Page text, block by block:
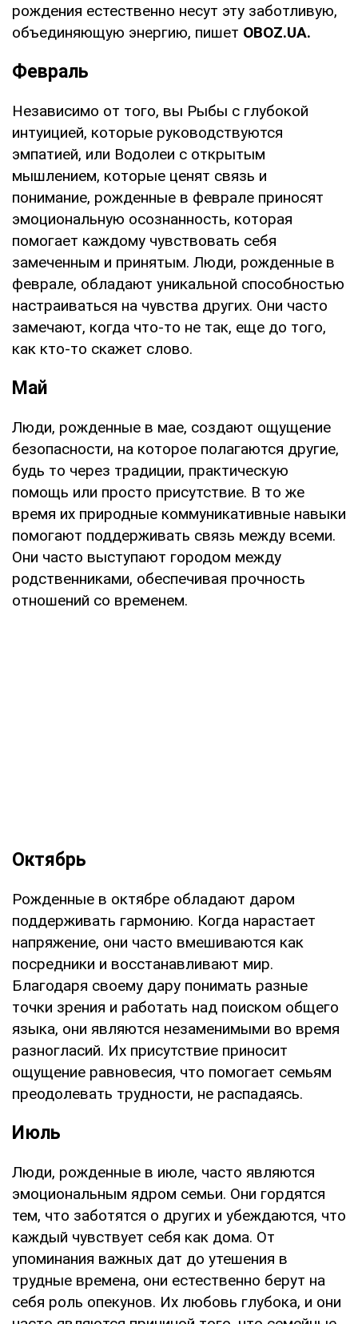
рождения естественно несут эту заботливую,
объединяющую энергию, пишет OBOZ.UA.
Февраль
Независимо от того, вы Рыбы с глубокой
интуицией, которые руководствуются
эмпатией, или Водолеи с открытым
мышлением, которые ценят связь и
понимание, рожденные в феврале приносят
эмоциональную осознанность, которая
помогает каждому чувствовать себя
замеченным и принятым. Люди, рожденные в
феврале, обладают уникальной способностью
настраиваться на чувства других. Они часто
замечают, когда что-то не так, еще до того,
как кто-то скажет слово.
Май
Люди, рожденные в мае, создают ощущение
безопасности, на которое полагаются другие,
будь то через традиции, практическую
помощь или просто присутствие. В то же
время их природные коммуникативные навыки
помогают поддерживать связь между всеми.
Они часто выступают городом между
родственниками, обеспечивая прочность
отношений со временем.
Октябрь
Рожденные в октябре обладают даром
поддерживать гармонию. Когда нарастает
напряжение, они часто вмешиваются как
посредники и восстанавливают мир.
Благодаря своему дару понимать разные
точки зрения и работать над поиском общего
языка, они являются незаменимыми во время
разногласий. Их присутствие приносит
ощущение равновесия, что помогает семьям
преодолевать трудности, не распадаясь.
Июль
Люди, рожденные в июле, часто являются
эмоциональным ядром семьи. Они гордятся
тем, что заботятся о других и убеждаются, что
каждый чувствует себя как дома. От
упоминания важных дат до утешения в
трудные времена, они естественно берут на
себя роль опекунов. Их любовь глубока, и они